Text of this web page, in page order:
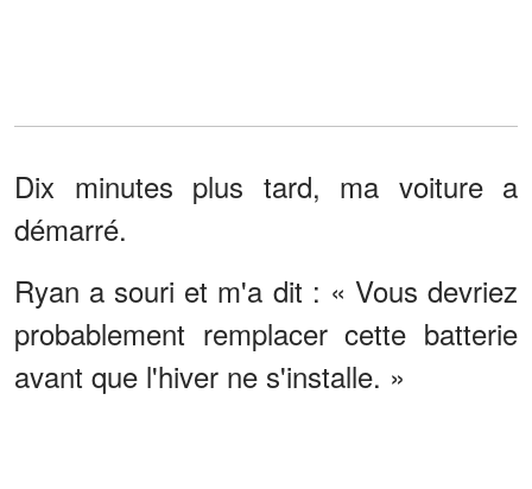
Dix minutes plus tard, ma voiture a
démarré.
Ryan a souri et m'a dit : « Vous devriez
probablement remplacer cette batterie
avant que l'hiver ne s'installe. »